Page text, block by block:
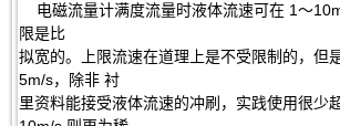
电磁流量计满度流量时液体流速可在 1～
限是比
拟宽的。上限流速在道理上是不受限制的，但
5m/s，除非 衬
里资料能接受液体流速的冲刷，实践使用很少